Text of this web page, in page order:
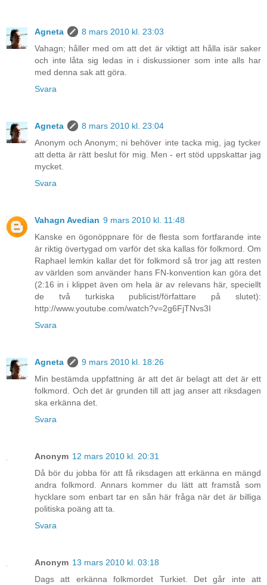
Agneta
8 mars 2010 kl. 23:03
Vahagn; håller med om att det är viktigt att hålla isär saker
och inte låta sig ledas in i diskussioner som inte alls har
med denna sak att göra.
Svara
Agneta
8 mars 2010 kl. 23:04
Anonym och Anonym; ni behöver inte tacka mig, jag tycker
att detta är rätt beslut för mig. Men - ert stöd uppskattar jag
mycket.
Svara
Vahagn Avedian 9 mars 2010 kl. 11:48
Kanske en ögonöppnare för de flesta som fortfarande inte
är riktig övertygad om varför det ska kallas för folkmord. Om
Raphael lemkin kallar det för folkmord så tror jag att resten
av världen som använder hans FN-konvention kan göra det
(2:16 in i klippet även om hela är av relevans här, speciellt
de två turkiska publicist/författare på slutet):
http://www.youtube.com/watch?v=2g6FjTNvs3I
Svara
Agneta
9 mars 2010 kl. 18:26
Min bestämda uppfattning är att det är belagt att det är ett
folkmord. Och det är grunden till att jag anser att riksdagen
ska erkänna det.
Svara
Anonym 12 mars 2010 kl. 20:31
Då bör du jobba för att få riksdagen att erkänna en mängd
andra folkmord. Annars kommer du lätt att framstå som
hycklare som enbart tar en sån här fråga när det är billiga
politiska poäng att ta.
Svara
Anonym 13 mars 2010 kl. 03:18
Dags att erkänna folkmordet Turkiet. Det går inte att